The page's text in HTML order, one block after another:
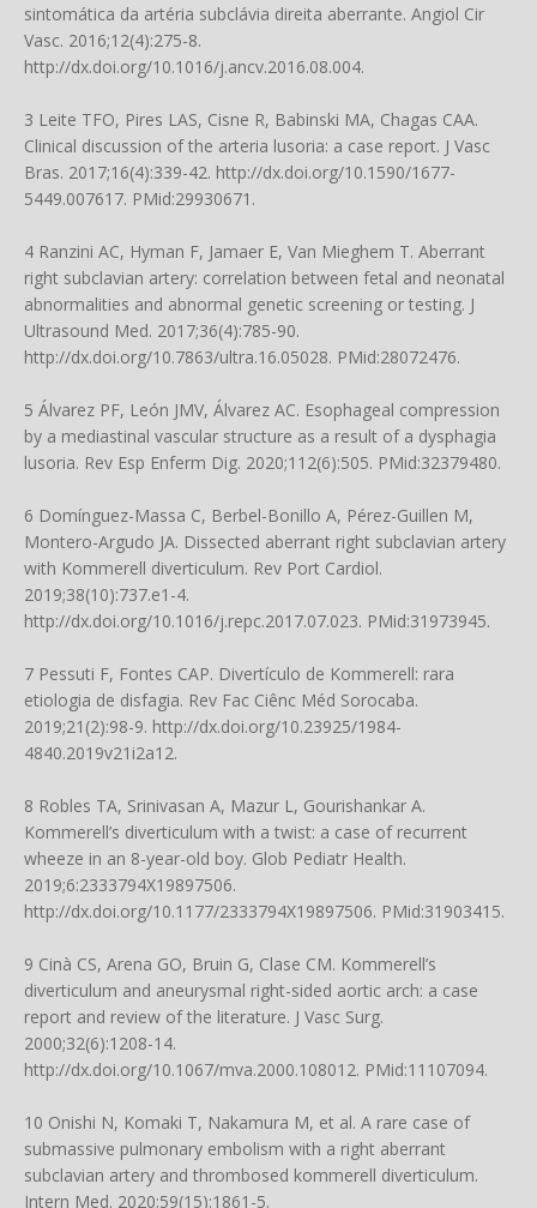
sintomática da artéria subclávia direita aberrante. Angiol Cir
Vasc. 2016;12(4):275-8.
http://dx.doi.org/10.1016/j.ancv.2016.08.004.
3 Leite TFO, Pires LAS, Cisne R, Babinski MA, Chagas CAA.
Clinical discussion of the arteria lusoria: a case report. J Vasc
Bras. 2017;16(4):339-42. http://dx.doi.org/10.1590/1677-
5449.007617. PMid:29930671.
4 Ranzini AC, Hyman F, Jamaer E, Van Mieghem T. Aberrant
right subclavian artery: correlation between fetal and neonatal
abnormalities and abnormal genetic screening or testing. J
Ultrasound Med. 2017;36(4):785-90.
http://dx.doi.org/10.7863/ultra.16.05028. PMid:28072476.
5 Álvarez PF, León JMV, Álvarez AC. Esophageal compression
by a mediastinal vascular structure as a result of a dysphagia
lusoria. Rev Esp Enferm Dig. 2020;112(6):505. PMid:32379480.
6 Domínguez-Massa C, Berbel-Bonillo A, Pérez-Guillen M,
Montero-Argudo JA. Dissected aberrant right subclavian artery
with Kommerell diverticulum. Rev Port Cardiol.
2019;38(10):737.e1-4.
http://dx.doi.org/10.1016/j.repc.2017.07.023. PMid:31973945.
7 Pessuti F, Fontes CAP. Divertículo de Kommerell: rara
etiologia de disfagia. Rev Fac Ciênc Méd Sorocaba.
2019;21(2):98-9. http://dx.doi.org/10.23925/1984-
4840.2019v21i2a12.
8 Robles TA, Srinivasan A, Mazur L, Gourishankar A.
Kommerell’s diverticulum with a twist: a case of recurrent
wheeze in an 8-year-old boy. Glob Pediatr Health.
2019;6:2333794X19897506.
http://dx.doi.org/10.1177/2333794X19897506. PMid:31903415.
9 Cinà CS, Arena GO, Bruin G, Clase CM. Kommerell’s
diverticulum and aneurysmal right-sided aortic arch: a case
report and review of the literature. J Vasc Surg.
2000;32(6):1208-14.
http://dx.doi.org/10.1067/mva.2000.108012. PMid:11107094.
10 Onishi N, Komaki T, Nakamura M, et al. A rare case of
submassive pulmonary embolism with a right aberrant
subclavian artery and thrombosed kommerell diverticulum.
Intern Med. 2020;59(15):1861-5.